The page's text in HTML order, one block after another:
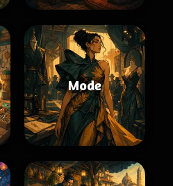
Mode